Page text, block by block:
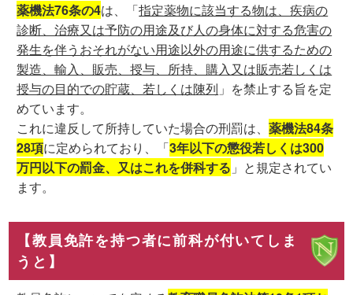
薬機法76条の4は、「指定薬物に該当する物は、疾病の
診断、治療又は予防の用途及び人の身体に対する危害の
発生を伴うおそれがない用途以外の用途に供するための
製造、輸入、販売、授与、所持、購入又は販売若しくは
授与の目的での貯蔵、若しくは陳列 」を禁止する旨を定
めています。
これに違反して所持していた場合の刑罰は、薬機法84条
28項に定められており、「3年以下の懲役若しくは300
万円以下の罰金、又はこれを併科する 」と規定されてい
ます。
【教員免許を持つ者に前科が付いてしま
うと】